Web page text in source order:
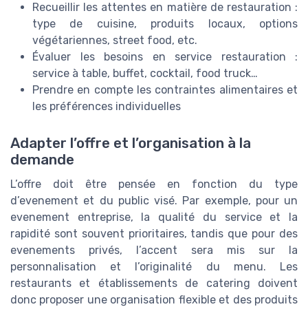
Recueillir les attentes en matière de restauration :
type de cuisine, produits locaux, options
végétariennes, street food, etc.
Évaluer les besoins en service restauration :
service à table, buffet, cocktail, food truck…
Prendre en compte les contraintes alimentaires et
les préférences individuelles
Adapter l’offre et l’organisation à la
demande
L’offre doit être pensée en fonction du type
d’evenement et du public visé. Par exemple, pour un
evenement entreprise, la qualité du service et la
rapidité sont souvent prioritaires, tandis que pour des
evenements privés, l’accent sera mis sur la
personnalisation et l’originalité du menu. Les
restaurants et établissements de catering doivent
donc proposer une organisation flexible et des produits